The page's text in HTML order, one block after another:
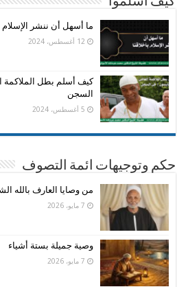
ما أسهل أن ننشر الإسلام
12 أغسطس، 2024
كيف أسلم بطل الملاكمة
السجن
5 أغسطس، 2024
حكم وتوجيهات ائمة التصوف
من وصايا العارف بالله
7 مايو، 2026
وصية جميلة بستة أشياء
7 مايو، 2026